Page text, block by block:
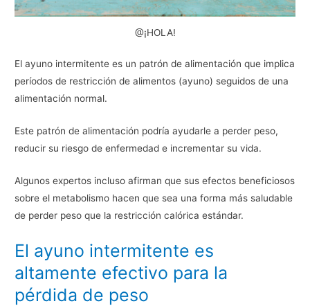
@¡HOLA!
El ayuno intermitente es un patrón de alimentación que implica
períodos de restricción de alimentos (ayuno) seguidos de una
alimentación normal.
Este patrón de alimentación podría ayudarle a perder peso,
reducir su riesgo de enfermedad e incrementar su vida.
Algunos expertos incluso afirman que sus efectos beneficiosos
sobre el metabolismo hacen que sea una forma más saludable
de perder peso que la restricción calórica estándar.
El ayuno intermitente es
altamente efectivo para la
pérdida de peso